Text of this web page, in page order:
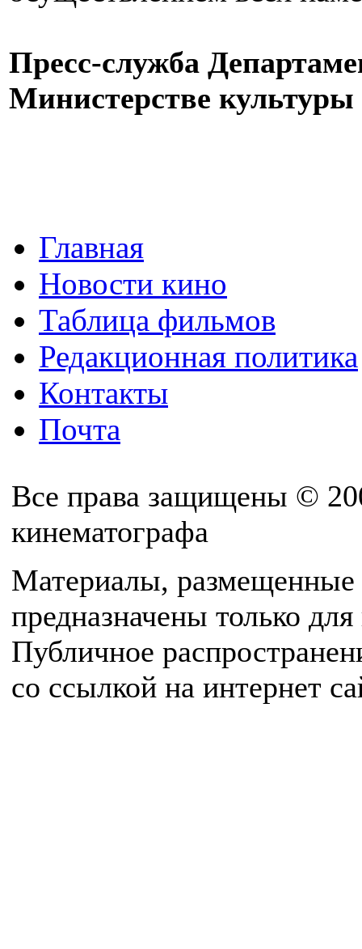
Пресс-служба
Министерстве
Главная
Новости кино
Таблица фильмов
Редакционная политика
Контакты
Почта
Все права защищены ©
кинематографа
Материалы, размещенные
предназначены только
Публичное
со ссылкой на интернет